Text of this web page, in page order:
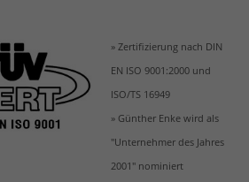
» Zertifizierung nach DIN
EN ISO 9001:2000 und
ISO/TS 16949
» Günther Enke wird als
"Unternehmer des Jahres
2001" nominiert